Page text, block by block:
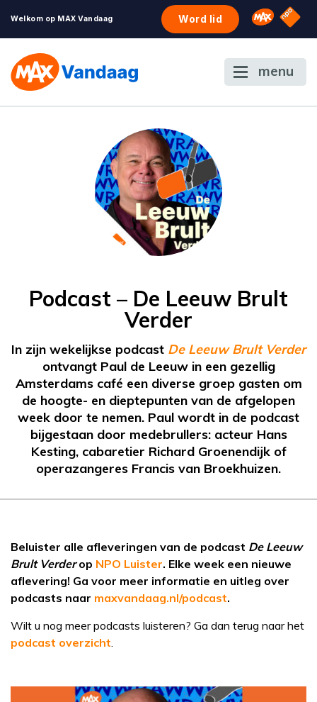
Welkom op MAX Vandaag Word lid Omroep
NPO
menu
Podcast – De Leeuw Brult
Verder
In zijn wekelijkse podcast De Leeuw Brult Verder
ontvangt Paul de Leeuw in een gezellig
Amsterdams café een diverse groep gasten om
de hoogte- en dieptepunten van de afgelopen
week door te nemen. Paul wordt in de podcast
bijgestaan door medebrullers: acteur Hans
Kesting, cabaretier Richard Groenendijk of
operazangeres Francis van Broekhuizen.
Beluister alle afleveringen van de podcast De Leeuw
Brult Verderop NPO Luister. Elke week een nieuwe
aflevering! Ga voor meer informatie en uitleg over
podcasts naar maxvandaag.nl/podcast.
Wilt u nog meer podcasts luisteren? Ga dan terug naar het
podcast overzicht.